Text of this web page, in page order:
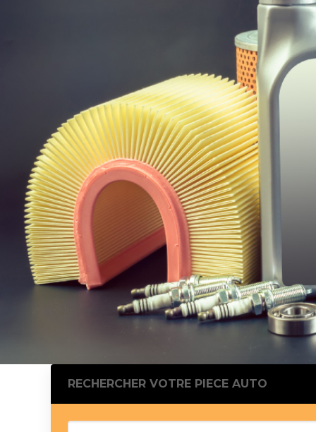
Barre
Barre
Robot
Bras
Cardan
Pistons
Feu
Bague
Bague
Calle
Chaine
RECHERCHER VOTRE PIECE AUTO